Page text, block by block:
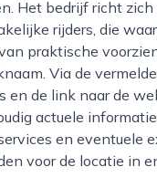
Het bedrijf richt
rijders, die
praktische
Via de vermelde
en de link naar de
actuele
en eventuele
voor de locatie in